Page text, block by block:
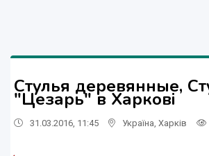
Стулья деревянные,
"Цезарь" в Харкові
31.03.2016, 11:45 Україна Харків